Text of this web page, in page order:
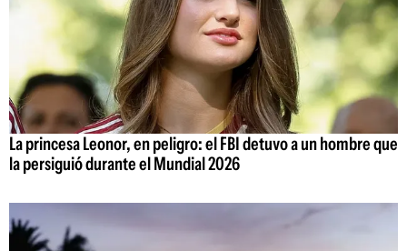
La princesa Leonor, en peligro: el FBI detuvo a un hombre que
la persiguió durante el Mundial 2026